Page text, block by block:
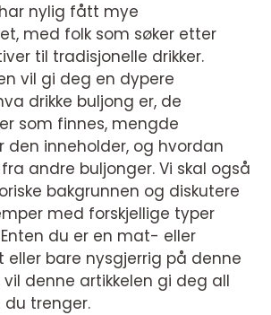
nylig fått mye
med folk som søker etter
til tradisjonelle drikker.
vil gi deg en dypere
drikke buljong er, de
som finnes, mengde
inneholder, og hvordan
andre buljonger. Vi skal også
bakgrunnen og diskutere
med forskjellige typer
du er en mat- eller
eller bare nysgjerrig på denne
vil denne artikkelen gi deg all
trenger.